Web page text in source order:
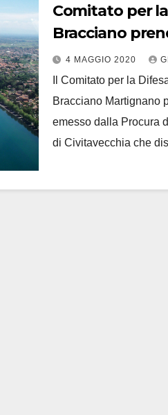
Comitato per
Bracciano
rinvio a
ambientale
Acea Ato 2 e
4 MAGGIO 2020
Il Comitato per la
Bracciano Martignano
emesso dalla Procura
di Civitavecchia che